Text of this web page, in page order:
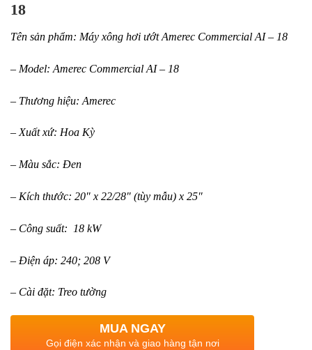
18
Tên sản phẩm: Máy xông hơi ướt Amerec Commercial AI – 18
– Model: Amerec Commercial AI – 18
– Thương hiệu: Amerec
– Xuất xứ: Hoa Kỳ
– Màu sắc: Đen
– Kích thước: 20″ x 22/28″ (tùy mẫu) x 25″
– Công suất: 18 kW
– Điện áp: 240; 208 V
– Cài đặt: Treo tường
MUA NGAY
Gọi điện xác nhận và giao hàng tận nơi